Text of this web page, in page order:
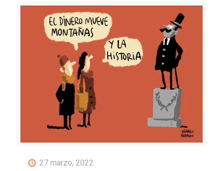
27 marzo, 2022